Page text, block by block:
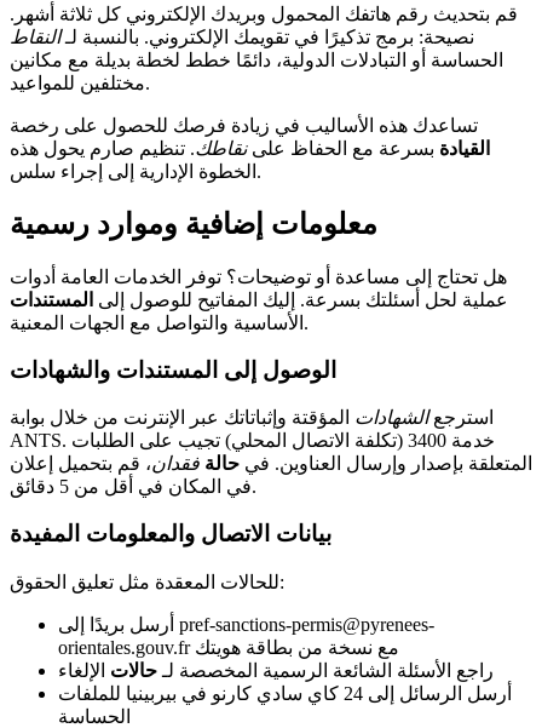
قم بتحديث رقم هاتفك المحمول وبريدك الإلكتروني كل ثلاثة أشهر.
نصيحة: برمج تذكيرًا في تقويمك الإلكتروني. بالنسبة لـالنقاط
الحساسة أو التبادلات الدولية، دائمًا خطط لخطة بديلة مع مكانين
مختلفين للمواعيد.
تساعدك هذه الأساليب في زيادة فرصك للحصول على رخصة
القيادة بسرعة مع الحفاظ علىنقاطك. تنظيم صارم يحول هذه
الخطوة الإدارية إلى إجراء سلس.
معلومات إضافية وموارد رسمية
هل تحتاج إلى مساعدة أو توضيحات؟ توفر الخدمات العامة أدوات
عملية لحل أسئلتك بسرعة. إليك المفاتيح للوصول إلى المستندات
الأساسية والتواصل مع الجهات المعنية.
الوصول إلى المستندات والشهادات
استرجعالشهادات المؤقتة وإثباتاتك عبر الإنترنت من خلال بوابة
ANTS. خدمة 3400 (تكلفة الاتصال المحلي) تجيب على الطلبات
المتعلقة بإصدار وإرسال العناوين. في حالة فقدان، قم بتحميل إعلان
في المكان في أقل من 5 دقائق.
بيانات الاتصال والمعلومات المفيدة
للحالات المعقدة مثل تعليق الحقوق:
أرسل بريدًا إلى pref-sanctions-permis@pyrenees-
orientales.gouv.fr مع نسخة من بطاقة هويتك
راجع الأسئلة الشائعة الرسمية المخصصة لـ حالات الإلغاء
أرسل الرسائل إلى 24 كاي سادي كارنو في بيربينيا للملفات
الحساسة